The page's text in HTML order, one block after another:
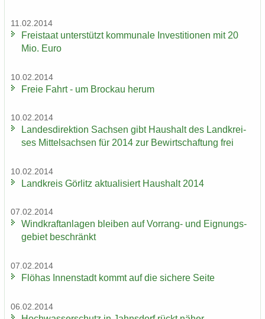
11.02.2014
Frei­staat un­ter­stützt kom­mu­na­le In­ves­ti­tio­nen mit 20
Mio. Euro
10.02.2014
Freie Fahrt - um Bro­ckau herum
10.02.2014
Lan­des­di­rek­ti­on Sach­sen gibt Haus­halt des Landkrei­
ses Mit­tel­sach­sen für 2014 zur Be­wirt­schaf­tung frei
10.02.2014
Land­kreis Gör­litz ak­tua­li­siert Haus­halt 2014
07.02.2014
Wind­kraft­an­la­gen blei­ben auf Vorrang-​ und Eig­nungs­
ge­biet be­schränkt
07.02.2014
Flöhas In­nen­stadt kommt auf die si­che­re Seite
06.02.2014